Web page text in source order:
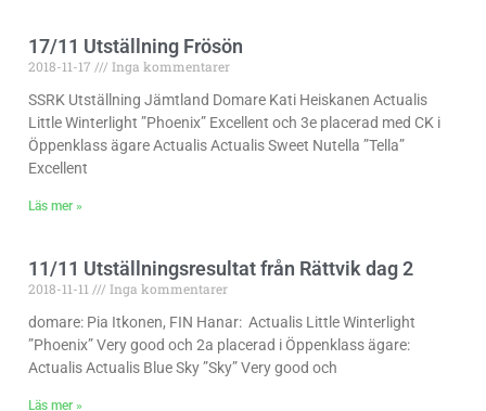
17/11 Utställning Frösön
2018-11-17
Inga kommentarer
SSRK Utställning Jämtland Domare Kati Heiskanen Actualis
Little Winterlight ”Phoenix” Excellent och 3e placerad med CK i
Öppenklass ägare Actualis Actualis Sweet Nutella ”Tella”
Excellent
Läs mer »
11/11 Utställningsresultat från Rättvik dag 2
2018-11-11
Inga kommentarer
domare: Pia Itkonen, FIN Hanar: Actualis Little Winterlight
”Phoenix” Very good och 2a placerad i Öppenklass ägare:
Actualis Actualis Blue Sky ”Sky” Very good och
Läs mer »